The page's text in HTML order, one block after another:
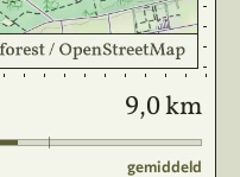
9,0 km
gemiddeld